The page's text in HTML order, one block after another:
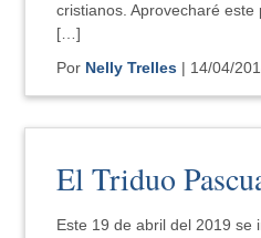
cristianos. Aprovecharé
[…]
Por Nelly Trelles | 14/04/
El Triduo
Este 19 de abril del 2019 se